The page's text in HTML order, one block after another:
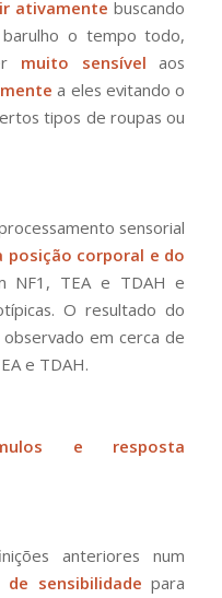
ativamente buscando
o tempo todo,
muito sensível aos
a eles evitando o
tipos de roupas ou
sensorial
corporal e do
NF1, TEA e TDAH e
O resultado do
em cerca de
e TDAH.
e resposta
anteriores num
de sensibilidade para